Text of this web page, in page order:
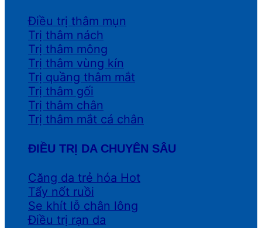
Điều trị thâm mụn
Trị thâm nách
Trị thâm mông
Trị thâm vùng kín
Trị quầng thâm mắt
Trị thâm gối
Trị thâm chân
Trị thâm mắt cá chân
ĐIỀU TRỊ DA CHUYÊN SÂU
Căng da trẻ hóa
Tẩy nốt ruồi
Se khít lỗ chân lông
Điều trị rạn da